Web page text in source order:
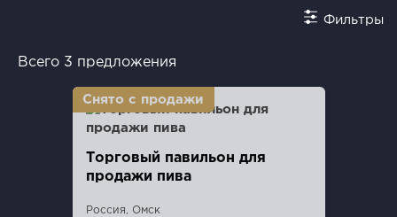
Фильтры
Всего 3 предложения
Торговый павильон для
продажи пива
Россия, Омск